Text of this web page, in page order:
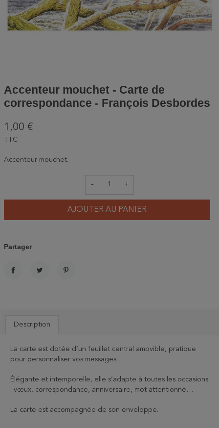
Accenteur mouchet - Carte de
correspondance - François Desbordes
1,00 €
TTC
Accenteur mouchet.
- +
AJOUTER AU PANIER
Partager
Description
La carte est dotée d’un feuillet central amovible, pratique
pour personnaliser vos messages.
Élégante et intemporelle, elle s’adapte à toutes les occasions
: vœux, correspondance, anniversaire, mot attentionné…
La carte est accompagnée de son enveloppe.